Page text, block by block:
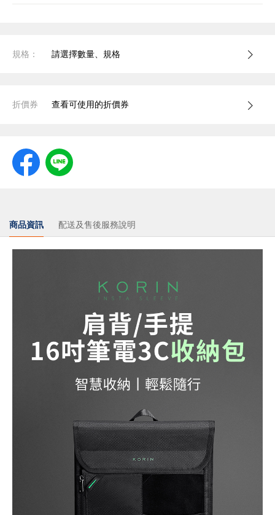
規格： 請選擇數量、規格
折價券 查看可使用的折價券
商品資訊 配送及售後服務說明